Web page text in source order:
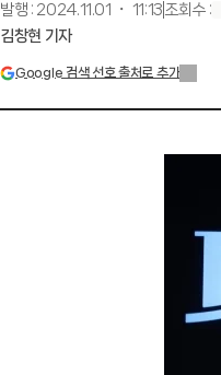
발행 : 2024.11.01 ・ 11:13 조회수:
김창현 기자
Google 검색 선호 출처로 추가